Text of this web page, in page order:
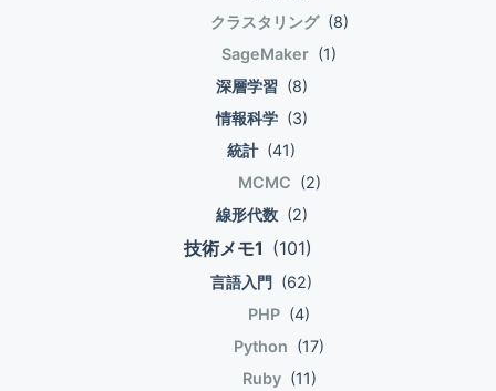
示しきれなくなったViewが来る。 既に画面
に表示されているならばnullが来る。 画面か
ら表示しきれなくなった
View(convertView)を使い回すことで負荷
削減する。 Get a View that displays the
ャストした結果をViewとする。 ダウンキャ
ストがnullならばエルビス演算子(?:)の右辺
が評価され、新しいArticleViewが作られ
ArticleView) ?: ArticleView(context)).apply
com.example.ikuty.myapplication import
android.widget.ListView import
class MainActivity : AppCompatActivity()
onCreate(savedInstanceState: Bundle?) {
super.onCreate(savedInstanceState)
setContentView(R.layout.activity_main)
val listAdapter =
ArticleListAdapter(applicationContext) val
dummyArticle1 =
dummyArticle(\"ikuty.com記事
2\",\"ikuty2\") listAdapter.articles =
クラスタリング (8)
SageMaker (1)
深層学習 (8)
情報科学 (3)
統計 (41)
MCMC (2)
線形代数 (2)
技術メモ1 (101)
言語入門 (62)
PHP (4)
Python (17)
Ruby (11)